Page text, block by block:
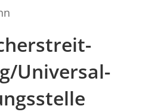
Universal­